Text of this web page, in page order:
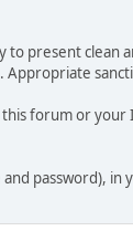
present
forum or your
password), in